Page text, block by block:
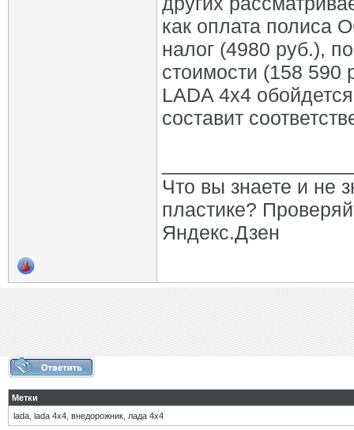
как оплата полиса
налог (4980 руб.),
стоимости (158 590
LADA 4х4
составит
Что вы знаете и не
пластике?
Яндекс.Дзен
Метки
lada lada 4х4 внедорожник лада 4х4